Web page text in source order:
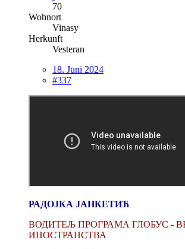
70
Wohnort
Vinasy
Herkunft
Vesteran
18. Juni 2024
#337
РАДОЈКА ЈАНКЕТИЋ
ВОДИТЕЉ ПРОГРАМА ГЛОБУС -
ИНОСТРАНСТВА